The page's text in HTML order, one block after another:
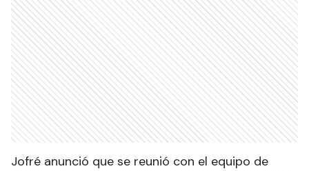
Jofré anunció que se reunió con el equipo de